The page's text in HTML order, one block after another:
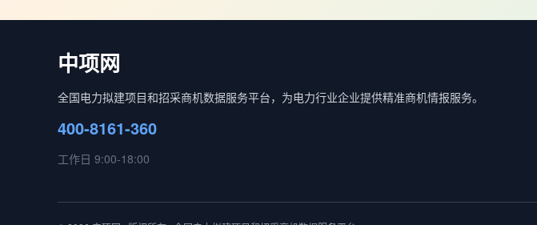
中项网
全国电力拟建项目和招采商机数据服务平台，为电力行业企业提供精准商机情报服务。
400-8161-360
工作日 9:00-18:00